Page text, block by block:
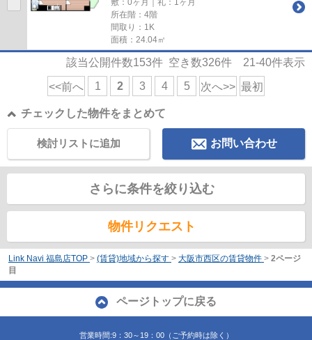
敷：0ヶ月｜礼：1ヶ月
所在階：4階
間取り：1K
面積：24.04㎡
該当公開件数153件 空き数326件 21-40件表示
<<前へ 1 2 3 4 5 次へ>> 最初
チェックした物件をまとめて
お問い合わせ
検討リストに追加
さらに条件を絞り込む
物件リクエスト
Link Navi 福島店TOP > (賃貸)地域から探す > 大阪市西区の賃貸物件 > 2ページ
目
ページトップに戻る
営業時間:9：30～19：00（ご予約時は除く）